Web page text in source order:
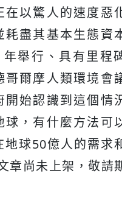
戶提供服務，並具
對於平台經濟的研
市場的角度出發。
，敬請期待>